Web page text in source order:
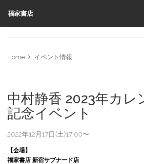
福家書店
Home イベント情報
中村静香 2023年カレ
記念イベント
2022年12月17日(土)17:00〜
【会場】
福家書店 新宿サブナード店